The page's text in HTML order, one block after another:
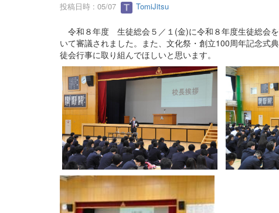
投稿日時 : 05/07 TomiJitsu
令和８年度 生徒総会５／１(金)に令和８年度生徒総会
いて審議されました。また、文化祭・創立100周年記念式
徒会行事に取り組んでほしいと思います。